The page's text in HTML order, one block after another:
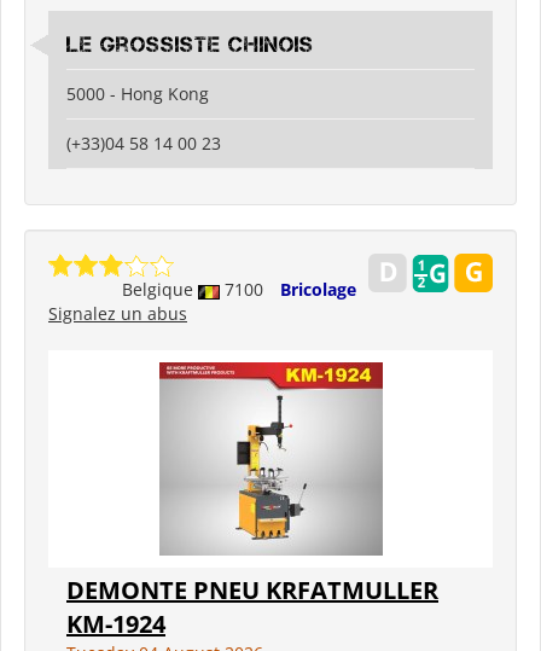
Le grossiste chinois
5000 - Hong Kong
(+33)04 58 14 00 23
Belgique 7100
Bricolage
Signalez un abus
DEMONTE PNEU KRFATMULLER
KM-1924